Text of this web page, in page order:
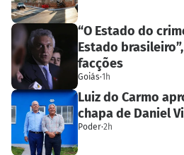
“O Estado do
Estado
facções
Goiás·1h
Luiz do Carmo
chapa de Daniel
Poder·2h